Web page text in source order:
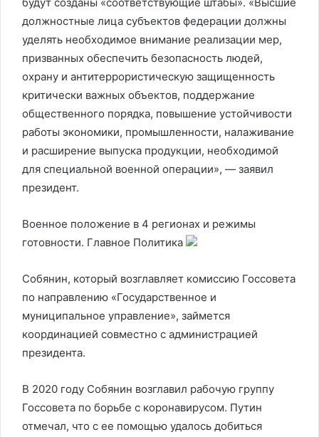
должностные лица субъектов федерации должны
уделять необходимое внимание реализации мер,
призванных обеспечить безопасность людей,
охрану и антитеррористическую защищенность
критически важных объектов, поддержание
общественного порядка, повышение устойчивости
работы экономики, промышленности, налаживание
и расширение выпуска продукции, необходимой
для специальной военной операции», — заявил
президент.
Военное положение в 4 регионах и режимы
готовности. Главное Политика
Собянин, который возглавляет комиссию Госсовета
по направлению «Государственное и
муниципальное управление», займется
координацией совместно с администрацией
президента.
В 2020 году Собянин возглавил рабочую группу
Госсовета по борьбе с коронавирусом. Путин
отмечал, что с ее помощью удалось добиться